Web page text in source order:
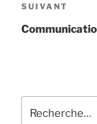
Article
suivant
SUIVANT
pour